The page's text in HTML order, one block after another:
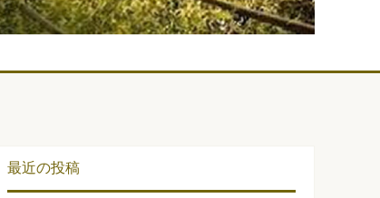
最近の投稿